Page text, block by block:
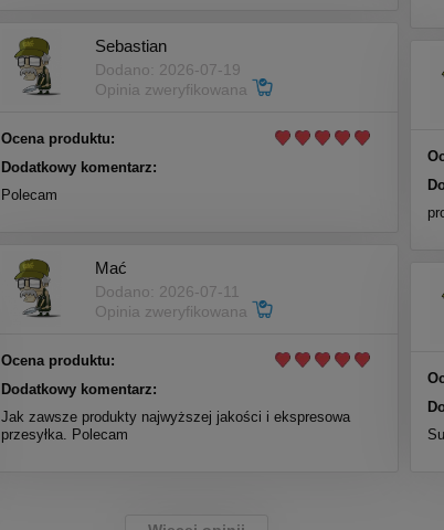
Sebastian
Dodano: 2026-07-19
Opinia zweryfikowana
Ocena produktu:
Dodatkowy komentarz:
Polecam
Mać
Dodano: 2026-07-11
Opinia zweryfikowana
Ocena produktu:
Dodatkowy komentarz:
Jak zawsze produkty najwyższej jakości i ekspresowa
przesyłka. Polecam